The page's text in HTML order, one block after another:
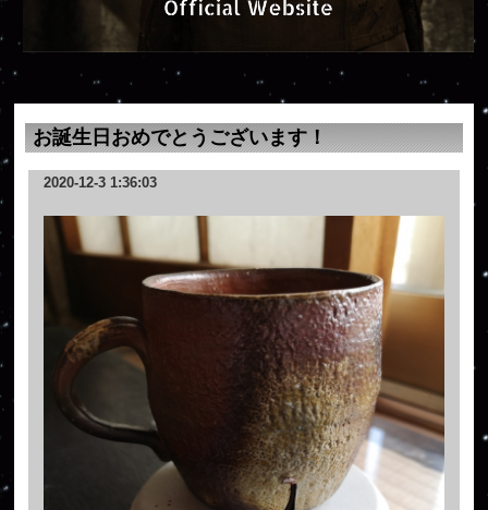
お誕生日おめでとうございます！
2020-12-3 1:36:03